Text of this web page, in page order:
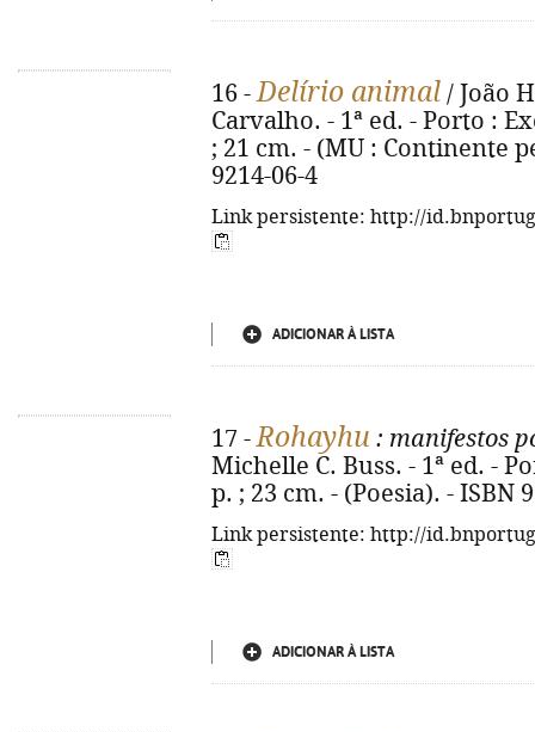
16 -Delírio animal / João
Carvalho. - 1ª ed. - Porto :
; 21 cm. - (MU : Continente
9214-06-4
Link persistente: http://
ADICIONAR À LISTA
17 -Rohayhu : manifestos
Michelle C. Buss. - 1ª ed. -
p. ; 23 cm. - (Poesia). - ISBN
Link persistente: http://
ADICIONAR À LISTA